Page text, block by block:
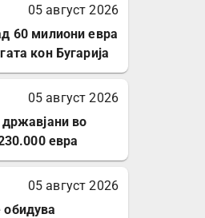
05 август 2026
60 милиони евра
кон Бугарија
05 август 2026
во
евра
05 август 2026